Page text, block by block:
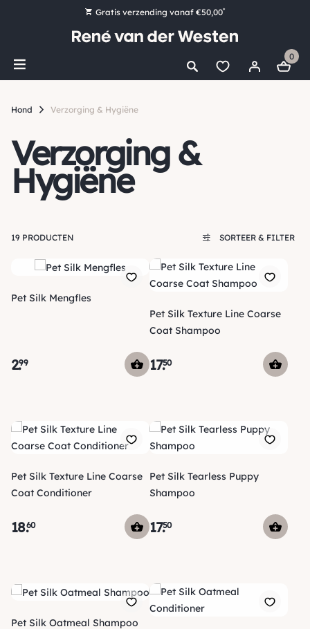
Gratis verzending vanaf €50,00*
Bestel nu, betaal later met Klarna
Ruim 16.000 artikelen op voorraad
Ruim 44 jaar kennis en ervaring
0
Hond Verzorging & Hygiëne
Verzorging &
Hygiëne
19 PRODUCTEN SORTEER & FILTER
Pet Silk Mengfles
2.99
Pet Silk Texture Line Coarse
Coat Shampoo
17.50
Pet Silk Texture Line Coarse
Coat Conditioner
18.60
Pet Silk Tearless Puppy
Shampoo
17.50
Pet Silk Oatmeal Shampoo